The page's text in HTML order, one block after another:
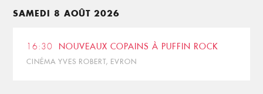
SAMEDI 8 AOÛT 2026
16:30 NOUVEAUX COPAINS À PUFFIN ROCK
CINÉMA YVES ROBERT, EVRON